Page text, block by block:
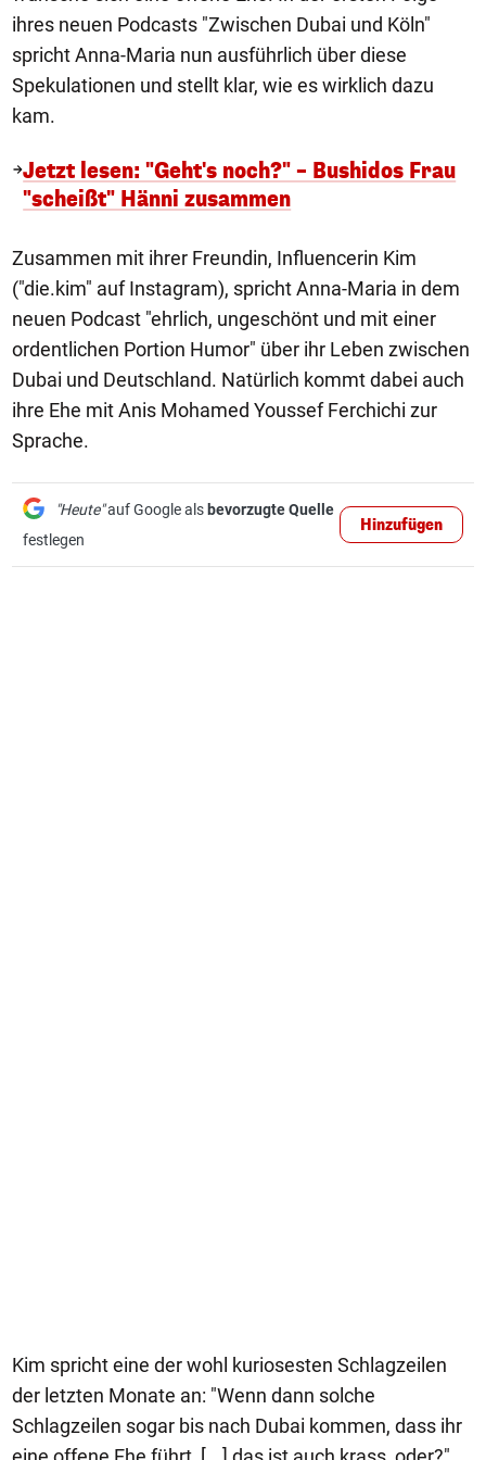
ihres neuen Podcasts "Zwischen Dubai und Köln"
spricht Anna-Maria nun ausführlich über diese
Spekulationen und stellt klar, wie es wirklich dazu
kam.
Jetzt lesen: "Geht's noch?" – Bushidos Frau
"scheißt" Hänni zusammen
Zusammen mit ihrer Freundin, Influencerin Kim
("die.kim" auf Instagram), spricht Anna-Maria in dem
neuen Podcast "ehrlich, ungeschönt und mit einer
ordentlichen Portion Humor" über ihr Leben zwischen
Dubai und Deutschland. Natürlich kommt dabei auch
ihre Ehe mit Anis Mohamed Youssef Ferchichi zur
Sprache.
"Heute"auf Google als bevorzugte Quelle
festlegen
Hinzufügen
Kim spricht eine der wohl kuriosesten Schlagzeilen
der letzten Monate an: "Wenn dann solche
Schlagzeilen sogar bis nach Dubai kommen, dass ihr